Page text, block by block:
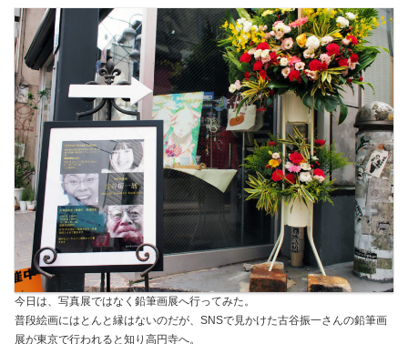
今日は、写真展ではなく鉛筆画展へ行ってみた。
普段絵画にはとんと縁はないのだが、SNSで見かけた古谷振一さんの鉛筆画
展が東京で行われると知り高円寺へ。